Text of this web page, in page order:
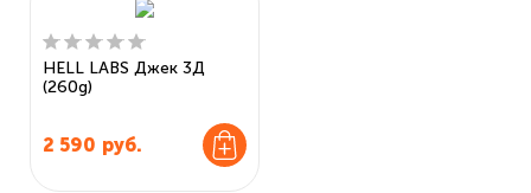
HELL LABS Джек 3Д
(260g)
2 590 руб.